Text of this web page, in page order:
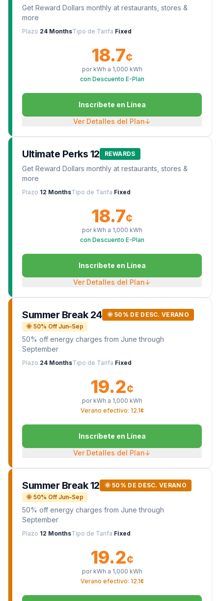
Get Reward Dollars monthly at restaurants, stores &
more
Plazo 24 MonthsTipo de Tarifa Fixed
18.7¢
por kWh a 1,000 kWh
con Descuento E-Plan
Inscríbete en Línea
Ver Detalles del Plan↓
Ultimate Perks 12 REWARDS
Get Reward Dollars monthly at restaurants, stores &
more
Plazo 12 MonthsTipo de Tarifa Fixed
18.7¢
por kWh a 1,000 kWh
con Descuento E-Plan
Inscríbete en Línea
Ver Detalles del Plan↓
Summer Break 24
🌞 50% DE DESC. VERANO
🌞 50% Off Jun–Sep
50% off energy charges from June through
September
Plazo 24 MonthsTipo de Tarifa Fixed
19.2¢
por kWh a 1,000 kWh
Verano efectivo: 12.1¢
Inscríbete en Línea
Ver Detalles del Plan↓
Summer Break 12
🌞 50% DE DESC. VERANO
🌞 50% Off Jun–Sep
50% off energy charges from June through
September
Plazo 12 MonthsTipo de Tarifa Fixed
19.2¢
por kWh a 1,000 kWh
Verano efectivo: 12.1¢